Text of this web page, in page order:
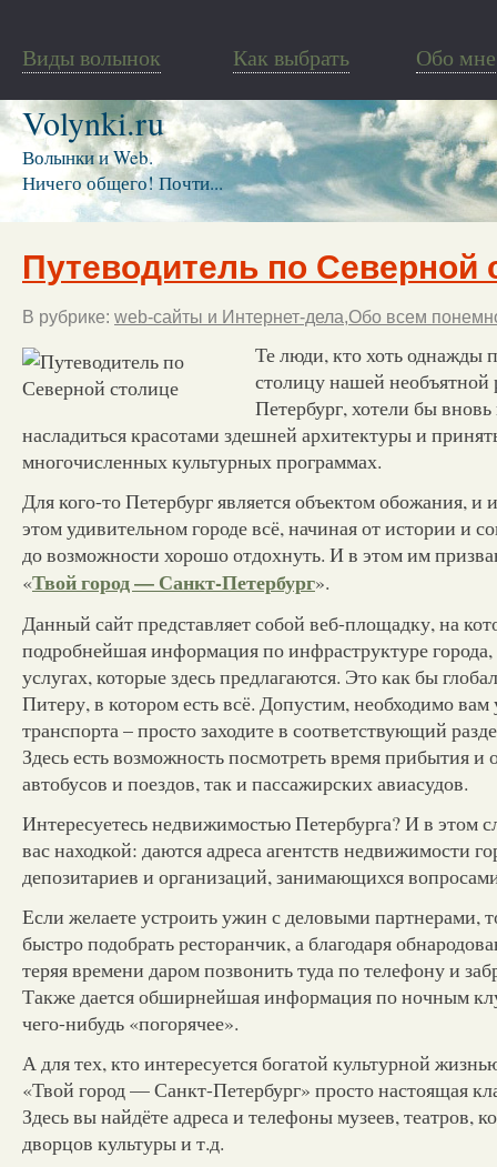
Виды волынок Как выбрать Обо мне
Volynki.ru
Волынки и Web.
Ничего общего! Почти...
Путеводитель по Северной
В рубрике: web-сайты и Интернет-дела,Обо всем
Те люди, кто хоть однажды
столицу нашей
Петербург, хотели бы
насладиться красотами здешней архитектуры и
многочисленных культурных программах.
Для кого-то Петербург является объектом обожания, и
этом удивительном городе всё, начиная от истории и
до возможности хорошо отдохнуть. И в этом им
«Твой город — Санкт-Петербург».
Данный сайт представляет собой веб-площадку, на
подробнейшая информация по инфраструктуре города,
услугах, которые здесь предлагаются. Это как бы
Питеру, в котором есть всё. Допустим, необходимо вам
транспорта – просто заходите в соответствующий
Здесь есть возможность посмотреть время прибытия и
автобусов и поездов, так и пассажирских авиасудов.
Интересуетесь недвижимостью Петербурга? И в этом
вас находкой: даются адреса агентств недвижимости
депозитариев и организаций, занимающихся
Если желаете устроить ужин с деловыми партнерами,
быстро подобрать ресторанчик, а благодаря
теряя времени даром позвонить туда по телефону и
Также дается обширнейшая информация по ночным
чего-нибудь «погорячее».
А для тех, кто интересуется богатой культурной
«Твой город — Санкт-Петербург» просто настоящая
Здесь вы найдёте адреса и телефоны музеев, театров,
дворцов культуры и т.д.